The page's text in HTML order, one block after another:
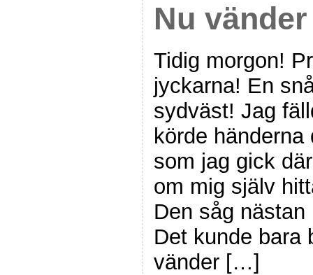
Nu
Tidig morgon!
jyckarna! En
sydväst! Jag
körde
som jag gick
om mig själv
Den såg
Det kunde bara
vänder […]